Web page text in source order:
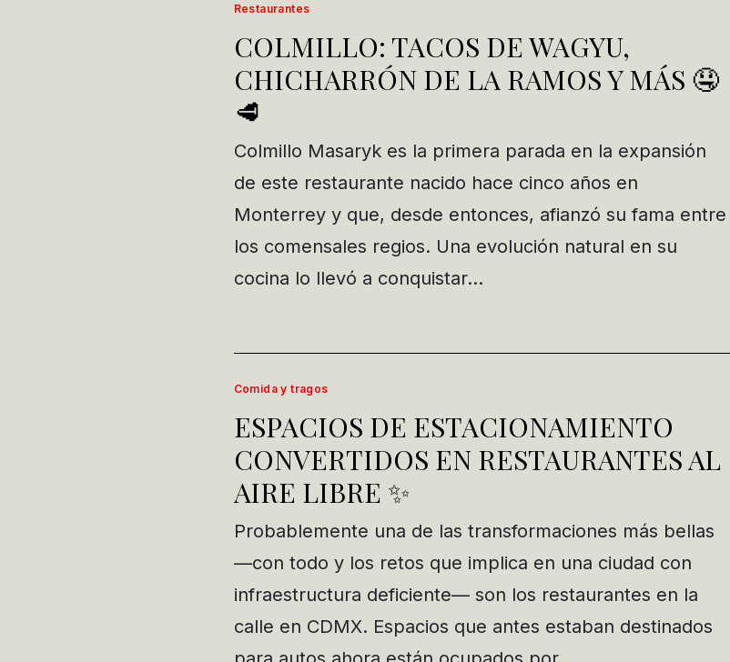
Restaurantes
COLMILLO: TACOS DE WAGYU,
CHICHARRÓN DE LA RAMOS Y MÁS 🤤
🥩
Colmillo Masaryk es la primera parada en la expansión
de este restaurante nacido hace cinco años en
Monterrey y que, desde entonces, afianzó su fama entre
los comensales regios. Una evolución natural en su
cocina lo llevó a conquistar…
Comida y tragos
ESPACIOS DE ESTACIONAMIENTO
CONVERTIDOS EN RESTAURANTES AL
AIRE LIBRE ✨
Probablemente una de las transformaciones más bellas
—con todo y los retos que implica en una ciudad con
infraestructura deficiente— son los restaurantes en la
calle en CDMX. Espacios que antes estaban destinados